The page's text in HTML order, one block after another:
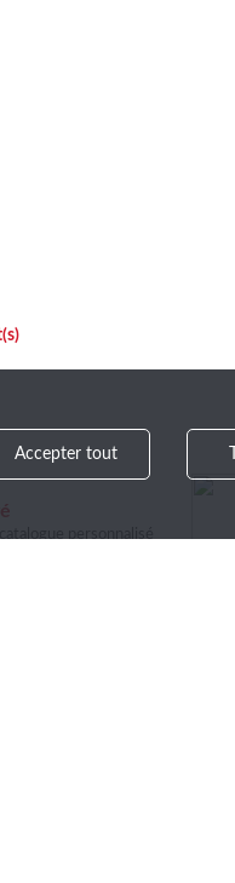
Accepter tout